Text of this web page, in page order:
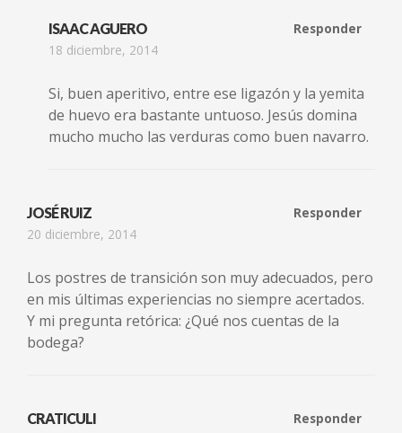
ISAAC AGUERO
18 diciembre, 2014
Responder
Si, buen aperitivo, entre ese ligazón y la yemita
de huevo era bastante untuoso. Jesús domina
mucho mucho las verduras como buen navarro.
JOSÉ RUIZ
20 diciembre, 2014
Responder
Los postres de transición son muy adecuados, pero
en mis últimas experiencias no siempre acertados.
Y mi pregunta retórica: ¿Qué nos cuentas de la
bodega?
CRATICULI
Responder